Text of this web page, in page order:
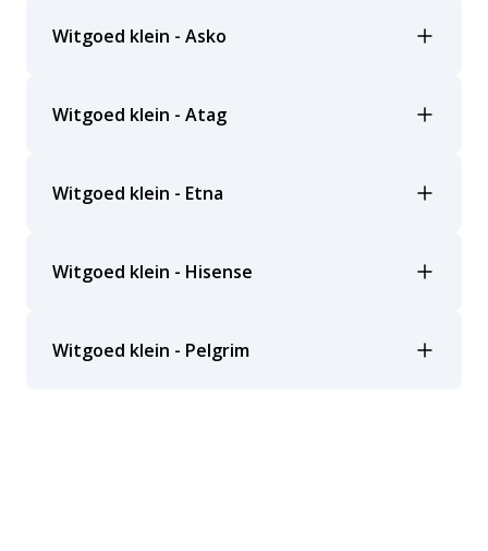
Witgoed klein - Asko
Witgoed klein - Atag
Witgoed klein - Etna
Witgoed klein - Hisense
Witgoed klein - Pelgrim